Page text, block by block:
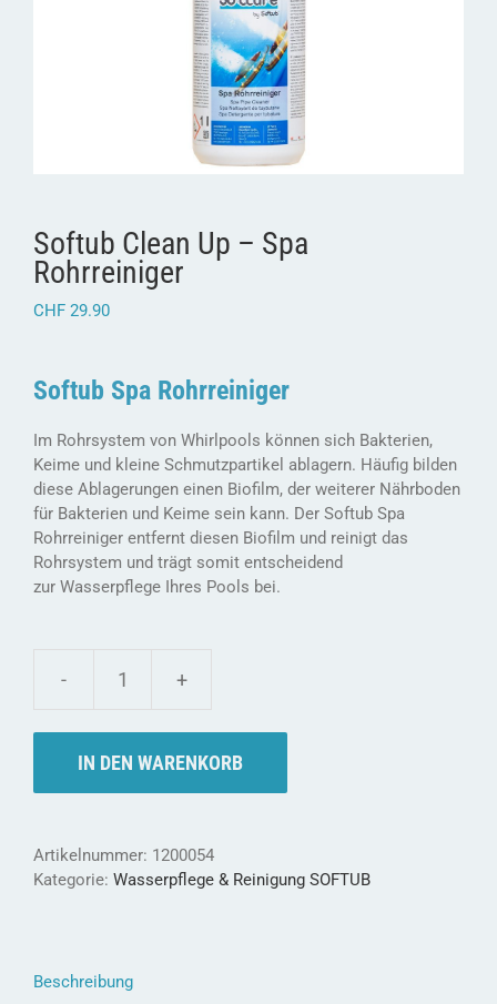
Softub Clean Up – Spa
Rohrreiniger
CHF 29.90
Softub Spa Rohrreiniger
Im Rohrsystem von Whirlpools können sich Bakterien,
Keime und kleine Schmutzpartikel ablagern. Häufig bilden
diese Ablagerungen einen Biofilm, der weiterer Nährboden
für Bakterien und Keime sein kann. Der Softub Spa
Rohrreiniger entfernt diesen Biofilm und reinigt das
Rohrsystem und trägt somit entscheidend
zur Wasserpflege Ihres Pools bei.
Softub
Up
-
IN DEN WARENKORB
Artikelnummer: 1200054
Kategorie: Wasserpflege & Reinigung SOFTUB
Beschreibung